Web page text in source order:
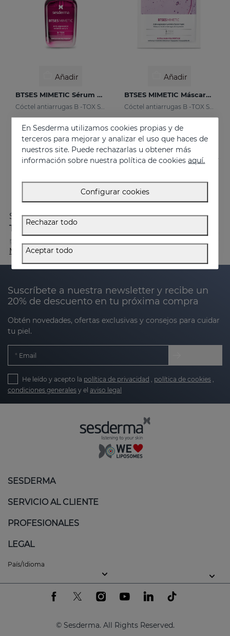
Añadir
BTSES MIMETIC Sérum Antiarrugas De Expresión
Cóctel antiarrugas B -TOX System +
89.95 €
Añadir
BTSES MIMETIC Máscara Facial
Cóctel antiarrugas B -TOX System +
54.95 €
Su tecnología única de penetración celular:NANO-
TPC
piel.
Mostrar
Suscríbete a nuestra newsletter y recibe un
20% de descuento en tu próxima compra
Obtén novedades, ofertas exclusivas y consejos para cuidar
tu piel.
Email
He leído y acepto la política de privacidad , política de cookies ,
condiciones generales y el aviso legal
SESDERMA
SERVICIO AL CLIENTE
PROFESIONALES
LEGAL
País/Idioma
© Sesderma. All Rights Reserved.
En Sesderma utilizamos cookies propias y de
terceros para mejorar y analizar el uso que haces de
nuestros site. Puede rechazarlas u obtener más
información sobre nuestra política de cookiesaquí.
Configurar cookies
Rechazar todo
Aceptar todo